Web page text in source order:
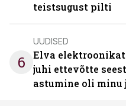
teistsugust pilti
6
UUDISED
Elva
juhi ettevõtte
astumine oli minu